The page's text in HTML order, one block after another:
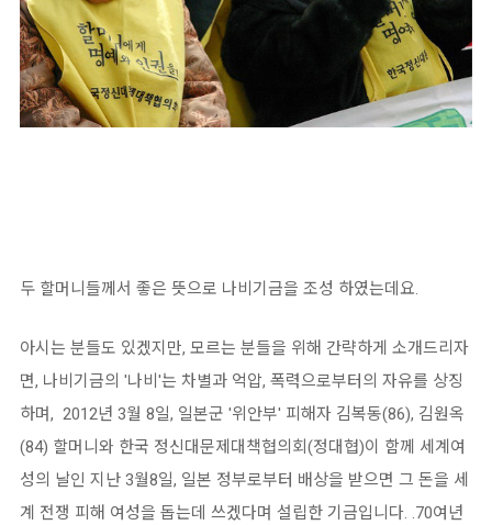
두 할머니들께서 좋은 뜻으로 나비기금을 조성 하였는데요.
아시는 분들도 있겠지만, 모르는 분들을 위해 간략하게 소개드리자
면, 나비기금의 '나비'는 차별과 억압, 폭력으로부터의 자유를 상징
하며, 2012년 3월 8일, 일본군 '위안부' 피해자 김복동(86), 김원옥
(84) 할머니와 한국 정신대문제대책협의회(정대협)이 함께 세계여
성의 날인 지난 3월8일, 일본 정부로부터 배상을 받으면 그 돈을 세
계 전쟁 피해 여성을 돕는데 쓰겠다며 설립한 기금입니다. .70여년